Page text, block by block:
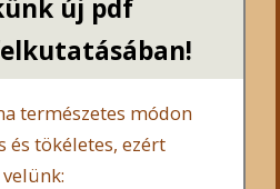
új pdf
természetes módon
és tökéletes, ezért